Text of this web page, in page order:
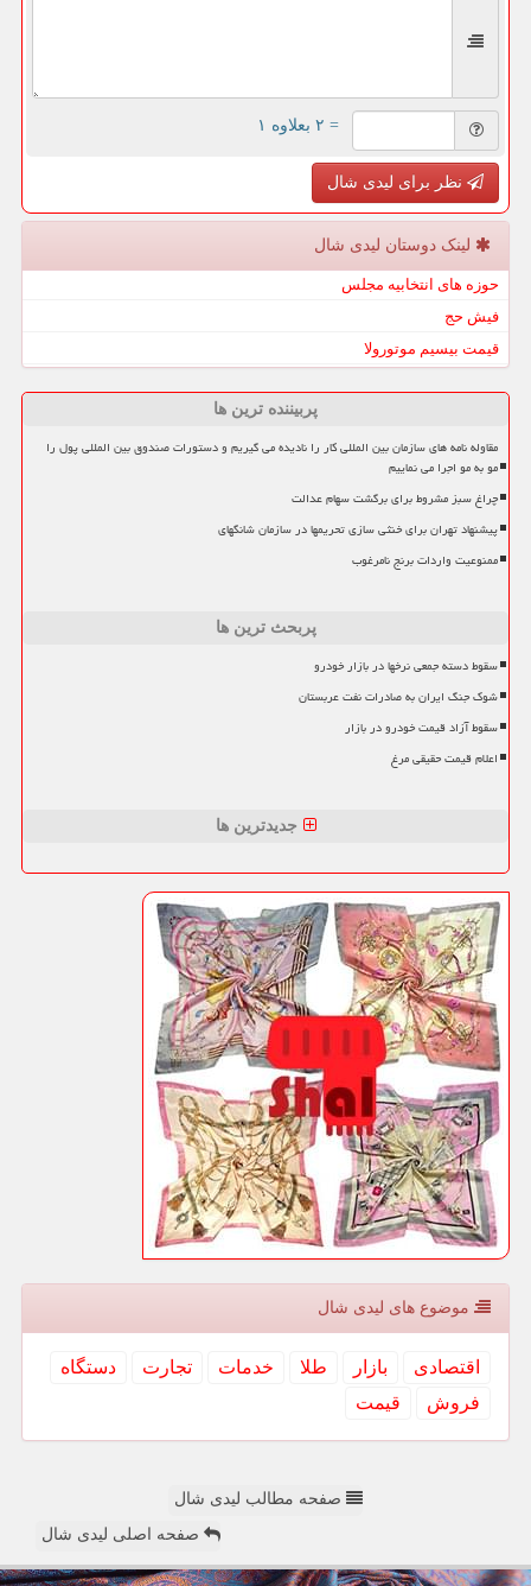
= ۲ بعلاوه ۱
نظر برای لیدی شال
لینک دوستان لیدی شال
حوزه های انتخابیه مجلس
فیش حج
قیمت بیسیم موتورولا
پربیننده ترین ها
مقاوله نامه های سازمان بین المللی کار را نادیده می گیریم و دستورات صندوق بین المللی پول را
مو به مو اجرا می نماییم
چراغ سبز مشروط برای برگشت سهام عدالت
پیشنهاد تهران برای خنثی سازی تحریمها در سازمان شانگهای
ممنوعیت واردات برنج نامرغوب
پربحث ترین ها
سقوط دسته جمعی نرخها در بازار خودرو
شوک جنگ ایران به صادرات نفت عربستان
سقوط آزاد قیمت خودرو در بازار
اعلام قیمت حقیقی مرغ
جدیدترین ها
موضوع های لیدی شال
اقتصادی بازار طلا خدمات تجارت
دستگاه
فروش
قیمت
صفحه مطالب لیدی شال
صفحه اصلی لیدی شال